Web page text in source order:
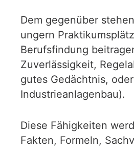
Dem gegenüber
ungern
Berufsfindung
Zuverlässigkeit,
gutes Gedächtnis,
Industrieanlagenbau).
Diese Fähigkeiten
Fakten, Formeln,